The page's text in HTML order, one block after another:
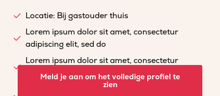
Locatie: Bij gastouder thuis
Lorem ipsum dolor sit amet, consectetur
adipiscing elit, sed do
Lorem ipsum dolor sit amet, consectetur
adipiscing elit, sed do
Lorem ipsum dolor sit amet, consectetur
Meld je aan om het volledige profiel te
zien